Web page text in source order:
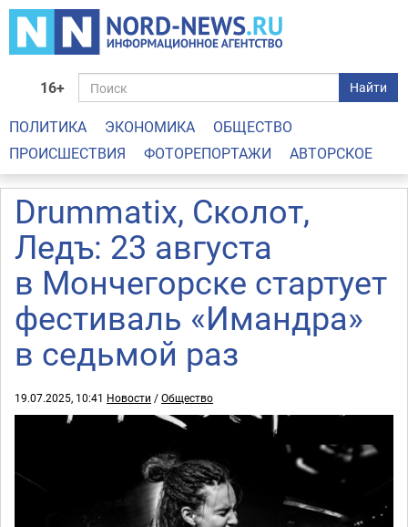
16+ Найти
ПОЛИТИКА ЭКОНОМИКА
ОБЩЕСТВО
ПРОИСШЕСТВИЯ
ФОТОРЕПОРТАЖИ АВТОРСКОЕ
Drummatix, Сколот,
Ледъ: 23 августа
в Мончегорске стартует
фестиваль «Имандра»
в седьмой раз
19.07.2025, 10:41 Новости /Общество